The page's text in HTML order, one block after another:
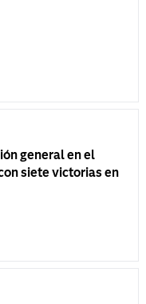
general en el
siete victorias en